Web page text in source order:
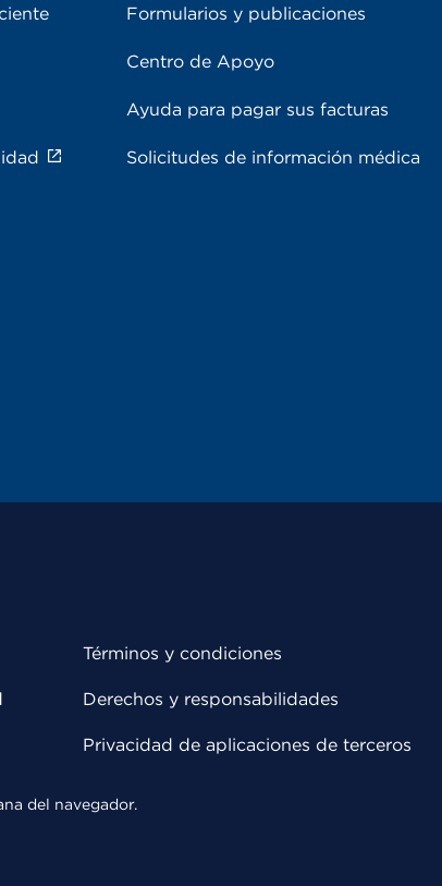
Formularios y publicaciones
Centro de Apoyo
Ayuda para pagar sus facturas
Solicitudes de información médica
Términos y condiciones
Derechos y responsabilidades
Privacidad de aplicaciones de terceros
del navegador.